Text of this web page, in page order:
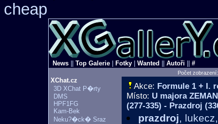
cheap
News Top Galerie Fotky Wanted Autoři #
Počet
XChat.cz
3D XChat P�rty
DMS
HPF1FG
Kam-Bek
Neku?�ck� Sraz
Akce: Formule 1 + I.
Místo: U majora
(277-335) - Prazdroj
prazdroj,